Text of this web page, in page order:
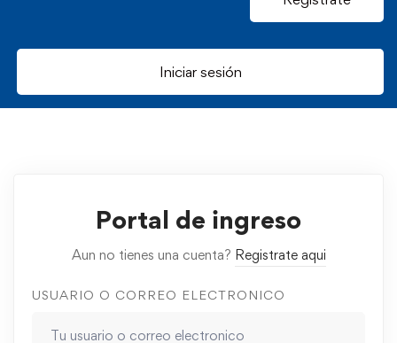
Iniciar sesión
Portal de ingreso
Aun no tienes una cuenta? Registrate aqui
USUARIO O CORREO ELECTRONICO